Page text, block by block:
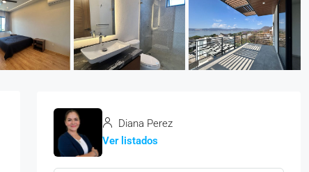
Diana Perez
Ver listados